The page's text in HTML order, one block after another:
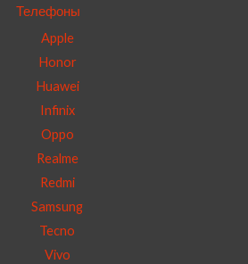
Телефоны
Apple
Honor
Huawei
Infinix
Oppo
Realme
Redmi
Samsung
Tecno
Vivo